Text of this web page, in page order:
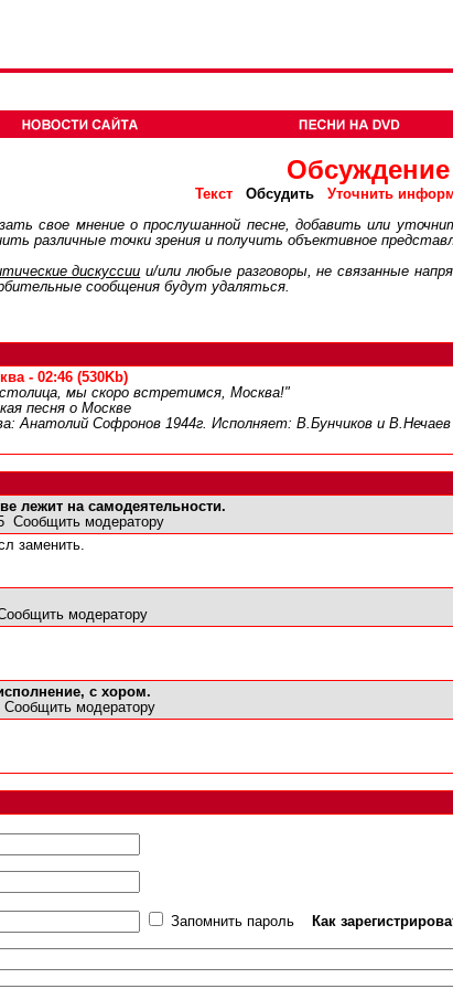
Текст Обсудить Уточнить
свое мнение о прослушанной песне, добавить или
различные точки зрения и получить объективное
дискуcсии и/или любые разговоры, не связанные
сообщения будут удаляться.
- 02:46 (530Kb)
мы скоро встретимся, Москва!"
песня о Москве
Анатолий Софронов 1944г. Исполняет: В.Бунчиков и В.Нечаев
лежит на самодеятельности.
Сообщить модератору
заменить.
модератору
с хором.
Сообщить модератору
Запомнить пароль
Как